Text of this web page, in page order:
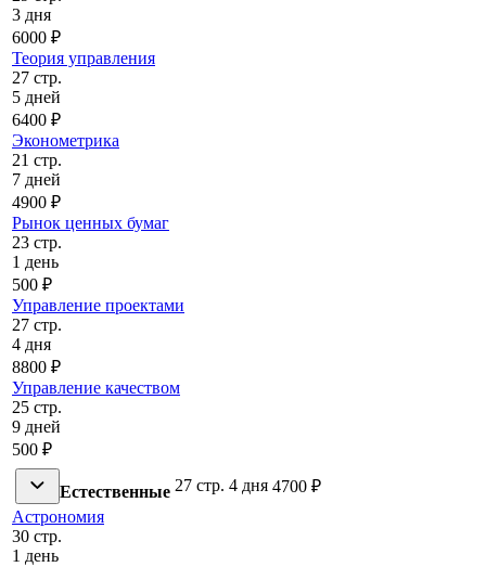
3 дня
6000 ₽
Теория управления
27 стр.
5 дней
6400 ₽
Эконометрика
21 стр.
7 дней
4900 ₽
Рынок ценных бумаг
23 стр.
1 день
500 ₽
Управление проектами
27 стр.
4 дня
8800 ₽
Управление качеством
25 стр.
9 дней
500 ₽
Естественные 27 стр. 4 дня 4700 ₽
Астрономия
30 стр.
1 день